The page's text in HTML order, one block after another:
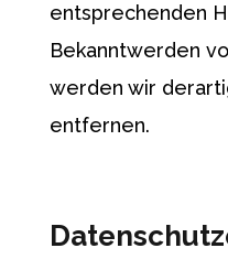
entsprechenden
Bekanntwerden
werden wir
entfernen.